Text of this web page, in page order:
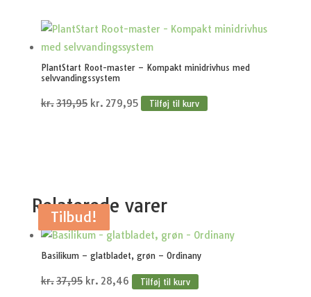
PlantStart Root-master – Kompakt minidrivhus med
selvvandingssystem
kr.319,95 Den
kr. 279,95DenTilføj til kurv
Relaterede varer
Tilbud!
Basilikum – glatbladet, grøn – Ordinany
kr.37,95 Den
kr. 28,46DenTilføj til kurv
Tilbud!
Tilbud!
Tilbud!
Tilbud!